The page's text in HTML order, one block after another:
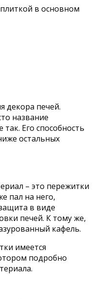
в основном
декора печей.
название
Его способность
остальных
– это пережитки
пал на него,
в виде
печей. К тому же,
кафель.
имеется
подробно